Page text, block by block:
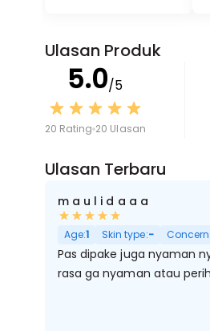
Ulasan Produk
5.0/5
20 Rating 20 Ulasan
Ulasan Terbaru
m a u l i d a a a
Age:1 Skin type:- Concern:
Pas dipake juga nyaman
rasa ga nyaman atau